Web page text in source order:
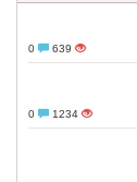
639
1234